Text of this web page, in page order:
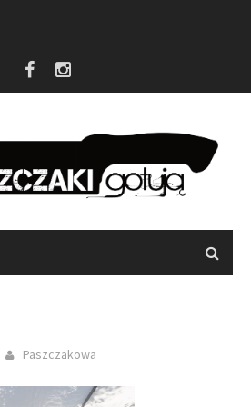
Paszczakowa